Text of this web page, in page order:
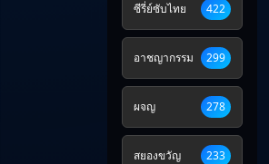
ซีรี่ย์ซับไทย 422
อาชญากรรม 299
ผจญ 278
สยองขวัญ 233